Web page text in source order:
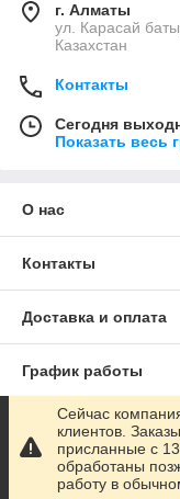
г. Алматы
ул. Карасай
Казахстан
Контакты
Сегодня
Показать весь
О нас
Контакты
Доставка и оплата
График работы
Полная версия
Сайт создан на
Сейчас
клиентов.
присланные с
обработаны
работу в